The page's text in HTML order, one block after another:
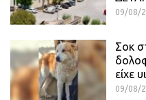
09/08/
Σοκ
είχε
09/08/